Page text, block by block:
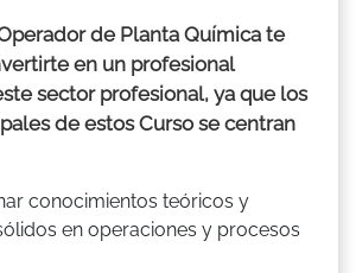
de Planta Química te
en un profesional
sector profesional, ya que los
de estos Curso se centran
conocimientos teóricos y
en operaciones y procesos